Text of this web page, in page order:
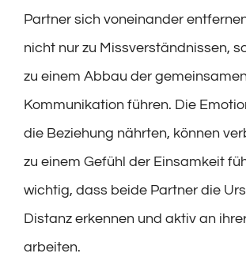
Partner sich voneinander
nicht nur zu Missverständnissen,
zu einem Abbau der
Kommunikation führen. Die
die Beziehung nährten, können
zu einem Gefühl der Einsamkeit
wichtig, dass beide Partner die
Distanz erkennen und aktiv an
arbeiten.